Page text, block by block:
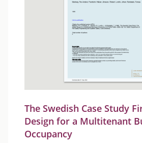
The Swedish Case Study
Design for a Multitenant
Occupancy